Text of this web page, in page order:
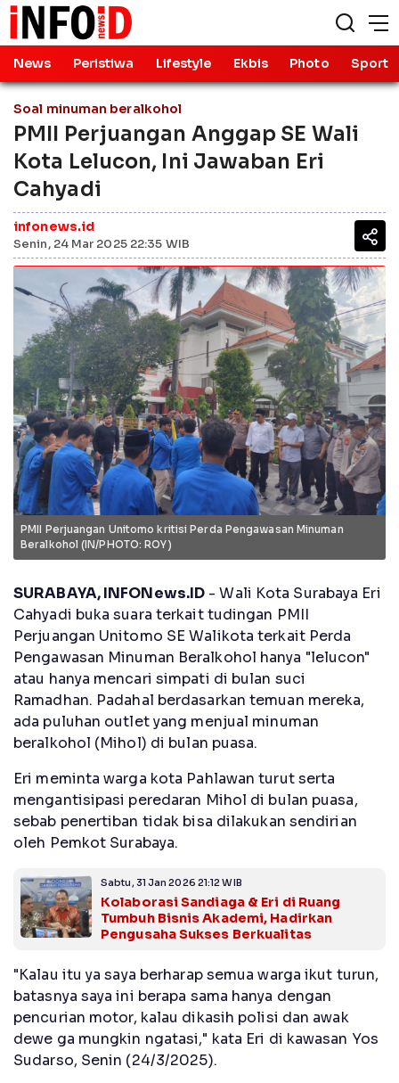
News Peristiwa Lifestyle Ekbis Photo Sport
Soal minuman beralkohol
PMII Perjuangan Anggap SE Wali
Kota Lelucon, Ini Jawaban Eri
Cahyadi
infonews.id
Senin, 24 Mar 2025 22:35 WIB
PMII Perjuangan Unitomo kritisi Perda Pengawasan Minuman
Beralkohol (IN/PHOTO: ROY)
SURABAYA, INFONews.ID - Wali Kota Surabaya Eri
Cahyadi buka suara terkait tudingan PMII
Perjuangan Unitomo SE Walikota terkait Perda
Pengawasan Minuman Beralkohol hanya "lelucon"
atau hanya mencari simpati di bulan suci
Ramadhan. Padahal berdasarkan temuan mereka,
ada puluhan outlet yang menjual minuman
beralkohol (Mihol) di bulan puasa.
Eri meminta warga kota Pahlawan turut serta
mengantisipasi peredaran Mihol di bulan puasa,
sebab penertiban tidak bisa dilakukan sendirian
oleh Pemkot Surabaya.
Sabtu, 31 Jan 2026 21:12 WIB
Kolaborasi Sandiaga & Eri di Ruang
Tumbuh Bisnis Akademi, Hadirkan
Pengusaha Sukses Berkualitas
"Kalau itu ya saya berharap semua warga ikut turun,
batasnya saya ini berapa sama hanya dengan
pencurian motor, kalau dikasih polisi dan awak
dewe ga mungkin ngatasi," kata Eri di kawasan Yos
Sudarso, Senin (24/3/2025).